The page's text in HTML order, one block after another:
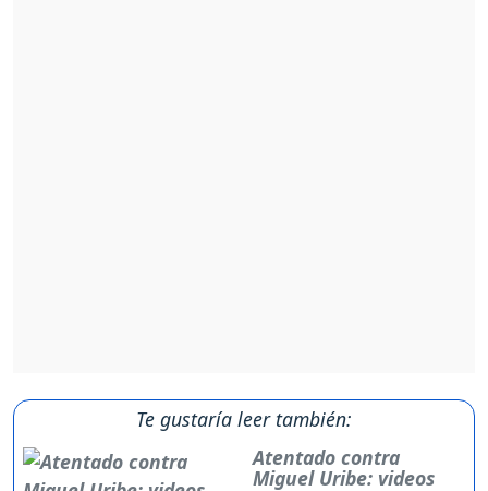
Te gustaría leer también:
Atentado contra
Miguel Uribe: videos